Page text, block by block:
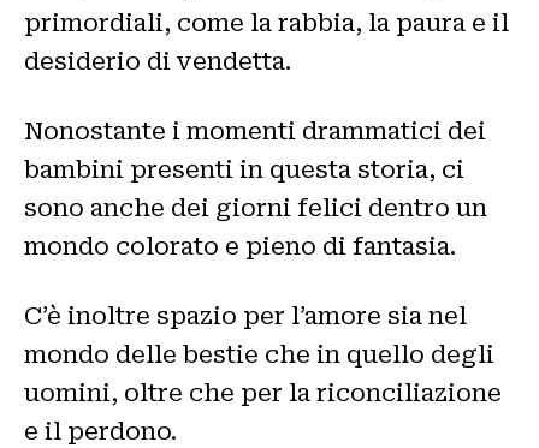
primordiali, come la rabbia, la paura e il
desiderio di vendetta.
Nonostante i momenti drammatici dei
bambini presenti in questa storia, ci
sono anche dei giorni felici dentro un
mondo colorato e pieno di fantasia.
C’è inoltre spazio per l’amore sia nel
mondo delle bestie che in quello degli
uomini, oltre che per la riconciliazione
e il perdono.